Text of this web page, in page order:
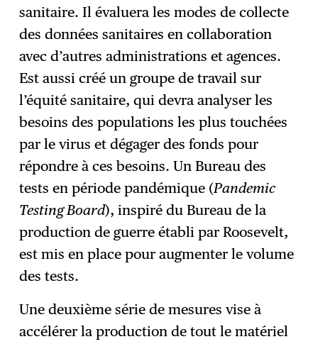
sanitaire. Il évaluera les modes de collecte
des données sanitaires en collaboration
avec d’autres administrations et agences.
Est aussi créé un groupe de travail sur
l’équité sanitaire, qui devra analyser les
besoins des populations les plus touchées
par le virus et dégager des fonds pour
répondre à ces besoins. Un Bureau des
tests en période pandémique (Pandemic
Testing Board), inspiré du Bureau de la
production de guerre établi par Roosevelt,
est mis en place pour augmenter le volume
des tests.
Une deuxième série de mesures vise à
accélérer la production de tout le matériel